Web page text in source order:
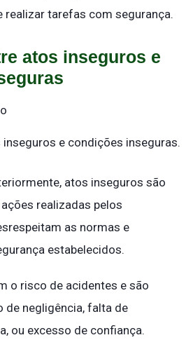
realizar tarefas com segurança.
atos inseguros e
e condições inseguras.
atos inseguros são
realizadas pelos
as normas e
estabelecidos.
o risco de acidentes e são
de negligência, falta de
ou excesso de confiança.